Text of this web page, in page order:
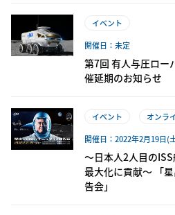
イベント
開催日：未定
第7回 有人与圧ロー
催延期のお知らせ
イベント
オンラ
開催日：2022年2月19日(
～日本人2人目の
最大化に貢献～ 「
告会」